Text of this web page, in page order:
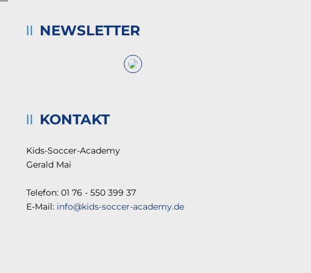
NEWSLETTER
KONTAKT
Kids-Soccer-Academy
Gerald Mai
Telefon: 01 76 - 550 399 37
E-Mail: info@kids-soccer-academy.de